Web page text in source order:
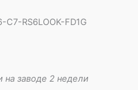
C7-RS6LOOK-FD1G
на заводе 2 недели